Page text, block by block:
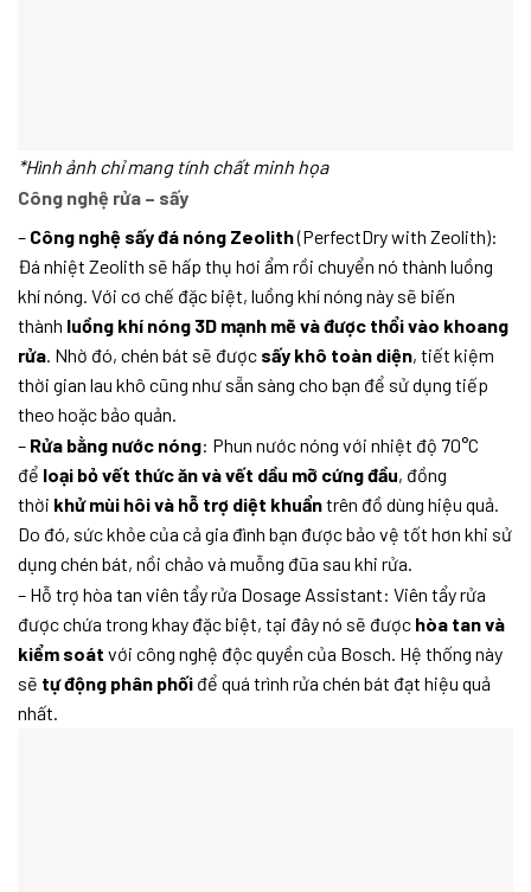
*Hình ảnh chỉ mang tính chất minh họa
Công nghệ rửa – sấy
– Công nghệ sấy đá nóng Zeolith(PerfectDry with Zeolith):
Đá nhiệt Zeolith sẽ hấp thụ hơi ẩm rồi chuyển nó thành luồng
khí nóng. Với cơ chế đặc biệt, luồng khí nóng này sẽ biến
thành luồng khí nóng 3D mạnh mẽ và được thổi vào khoang
rửa. Nhờ đó, chén bát sẽ được sấy khô toàn diện, tiết kiệm
thời gian lau khô cũng như sẵn sàng cho bạn để sử dụng tiếp
theo hoặc bảo quản.
– Rửa bằng nước nóng: Phun nước nóng với nhiệt độ 70°C
để loại bỏ vết thức ăn và vết dầu mỡ cứng đầu, đồng
thời khử mùi hôi và hỗ trợ diệt khuẩntrên đồ dùng hiệu quả.
Do đó, sức khỏe của cả gia đình bạn được bảo vệ tốt hơn khi sử
dụng chén bát, nồi chảo và muỗng đũa sau khi rửa.
– Hỗ trợ hòa tan viên tẩy rửa Dosage Assistant: Viên tẩy rửa
được chứa trong khay đặc biệt, tại đây nó sẽ được hòa tan và
kiểm soát với công nghệ độc quyền của Bosch. Hệ thống này
sẽ tự động phân phối để quá trình rửa chén bát đạt hiệu quả
nhất.